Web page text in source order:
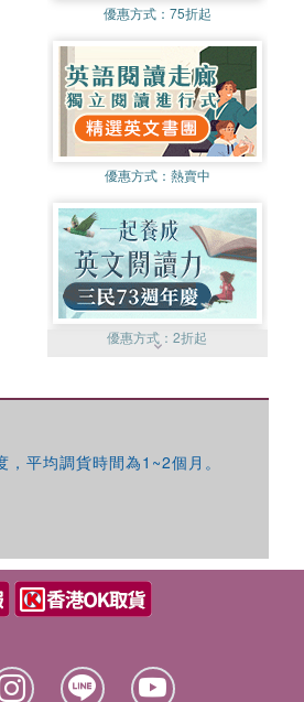
優惠方式： 75折起
優惠方式： 熱賣中
優惠方式：2折起
平均調貨時間為1~2個月。